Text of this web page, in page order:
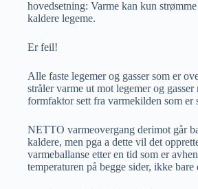
hovedsetning: Varme kan kun
kaldere legeme.
Er feil!
Alle faste legemer og gasser som er
stråler varme ut mot legemer og gasser
formfaktor sett fra varmekilden som er
NETTO varmeovergang derimot går
kaldere, men pga a dette vil det
varmeballanse etter en tid som er
temperaturen på begge sider, ikke bare